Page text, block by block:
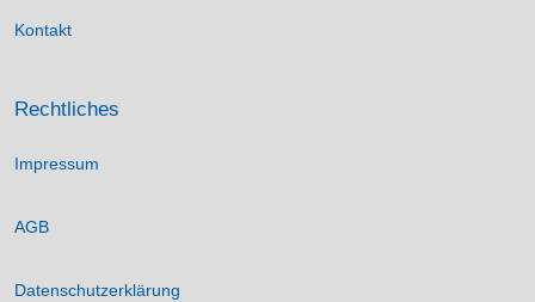
Kontakt
Rechtliches
Impressum
AGB
Datenschutzerklärung